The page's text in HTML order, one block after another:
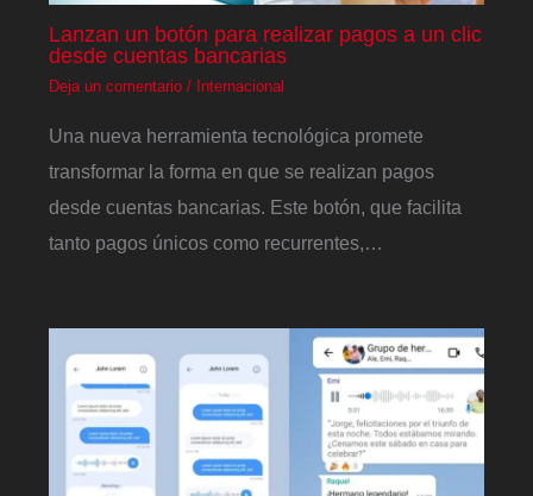
Lanzan un botón para realizar pagos a un clic
desde cuentas bancarias
Deja un comentario / Internacional
Una nueva herramienta tecnológica promete
transformar la forma en que se realizan pagos
desde cuentas bancarias. Este botón, que facilita
tanto pagos únicos como recurrentes,…